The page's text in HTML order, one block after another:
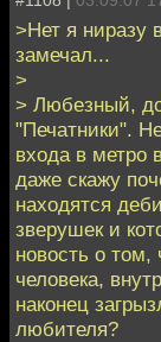
>Нет я ниразу
замечал...
>
> Любезный,
"Печатники".
входа в метро
даже скажу
находятся
зверушек и
новость о том,
человека,
наконец
любителя?